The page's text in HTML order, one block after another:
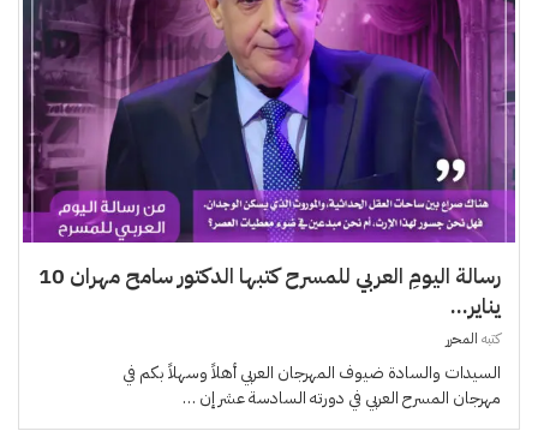
رسالة اليومِ العربي للمسرح كتبها الدكتور سامح مهران 10
يناير...
كتبه المحرر
السيدات والسادة ضيوف المهرجان العربي أهلاً وسهلاً بكم في
مهرجان المسرح العربي في دورته السادسة عشر إن …